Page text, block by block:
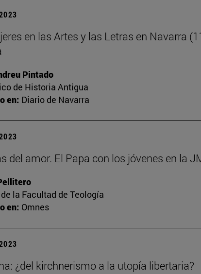
en las Artes y las Letras en Navarra
Pintado
de Historia Antigua
en: Diario de Navarra
del amor. El Papa con los jóvenes en la
la Facultad de Teología
en: Omnes
¿del kirchnerismo a la utopía libertaria?